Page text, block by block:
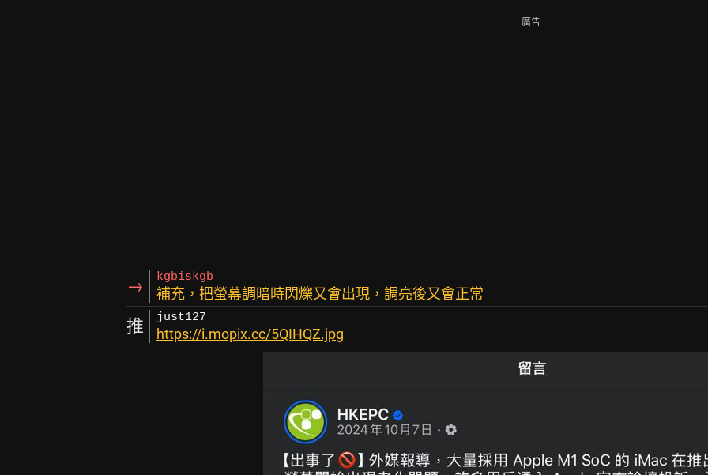
廣告
→ kgbiskgb
補充，把螢幕調暗時閃爍又會出現，調亮後又會正常
推 just127
https://i.mopix.cc/5QIHQZ.jpg